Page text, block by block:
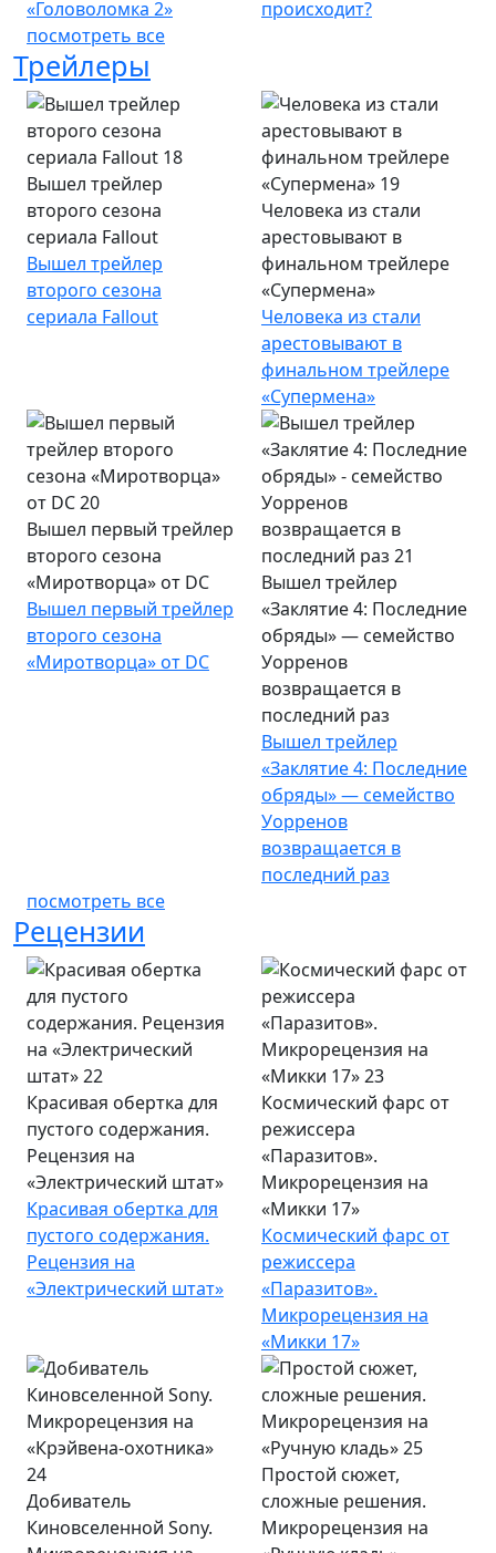
«Головоломка 2»
происходит?
посмотреть все
Трейлеры
Вышел трейлер
второго сезона
сериала Fallout
Вышел трейлер
второго сезона
сериала Fallout
Человека из стали
арестовывают в
финальном трейлере
«Супермена»
Человека из стали
арестовывают в
финальном трейлере
«Супермена»
Вышел первый трейлер
второго сезона
«Миротворца» от DC
Вышел первый трейлер
второго сезона
«Миротворца» от DC
Вышел трейлер
«Заклятие 4: Последние
обряды» — семейство
Уорренов
возвращается в
последний раз
Вышел трейлер
«Заклятие 4: Последние
обряды» — семейство
Уорренов
возвращается в
последний раз
посмотреть все
Рецензии
Красивая обертка для
пустого содержания.
Рецензия на
«Электрический штат»
Красивая обертка для
пустого содержания.
Рецензия на
«Электрический штат»
Космический фарс от
режиссера
«Паразитов».
Микрорецензия на
«Микки 17»
Космический фарс от
режиссера
«Паразитов».
Микрорецензия на
«Микки 17»
Добиватель
Киновселенной Sony.
Простой сюжет,
сложные решения.
Микрорецензия на